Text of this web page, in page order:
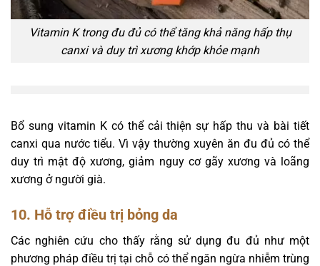
Vitamin K trong đu đủ có thể tăng khả năng hấp thụ
canxi và duy trì xương khớp khỏe mạnh
Bổ sung vitamin K có thể cải thiện sự hấp thu và bài tiết
canxi qua nước tiểu. Vì vậy thường xuyên ăn đu đủ có thể
duy trì mật độ xương, giảm nguy cơ gãy xương và loãng
xương ở người già.
10. Hỗ trợ điều trị bỏng da
Các nghiên cứu cho thấy rằng sử dụng đu đủ như một
phương pháp điều trị tại chỗ có thể ngăn ngừa nhiễm trùng